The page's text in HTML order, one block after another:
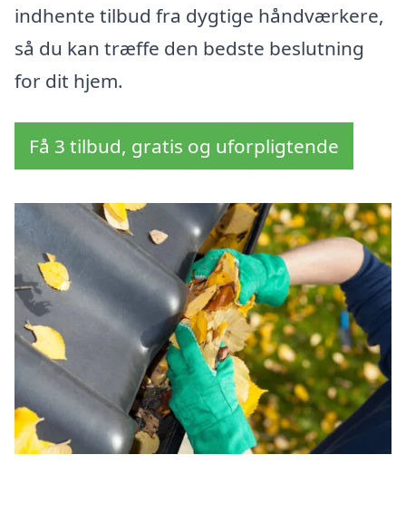
indhente tilbud fra dygtige håndværkere,
så du kan træffe den bedste beslutning
for dit hjem.
Få 3 tilbud, gratis og uforpligtende